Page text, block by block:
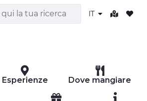
IT
Esperienze Dove mangiare